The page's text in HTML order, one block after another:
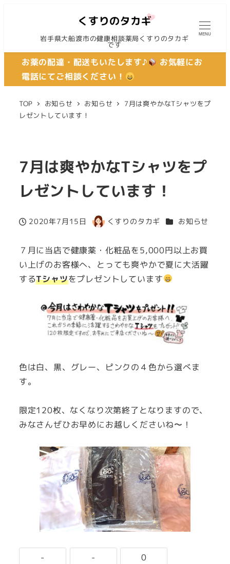
岩手県大船渡市の健康相談薬局くすりのタカギ
です
MENU
お薬の配達・配送もいたします♪
お気軽にお
電話にてご相談ください！
TOP お知らせ お知らせ
7月は爽やかなTシャツをプ
レゼントしています！
7月は爽やかなTシャツをプ
レゼントしています！
投稿日
2020年7月15日
著
くすりのタカギ カテゴリー
お知らせ
７月に当店で健康薬・化粧品を5,000円以上お買
い上げのお客様へ、とっても爽やかで夏に大活躍
するTシャツをプレゼントしています
色は白、黒、グレー、ピンクの４色から選べま
す。
限定120枚、なくなり次第終了となりますので、
みなさんぜひお早めにお越しくださいね〜！
- - 0